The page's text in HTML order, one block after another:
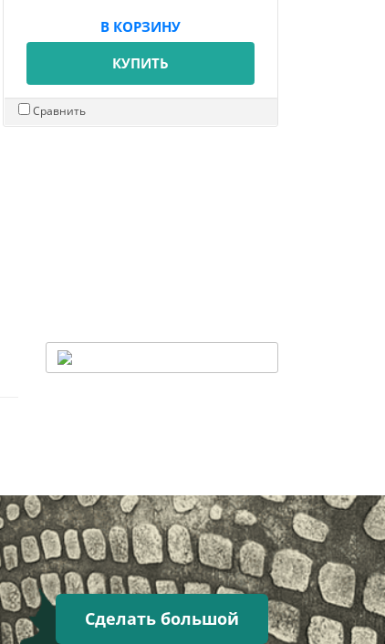
В КОРЗИНУ
КУПИТЬ
Сравнить
Сделать большой